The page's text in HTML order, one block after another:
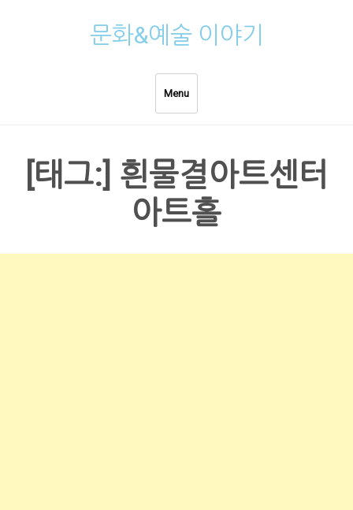
문화&예술 이야기
Menu
[태그:] 흰물결아트센터
아트홀